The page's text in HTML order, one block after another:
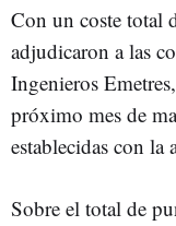
Con un coste total
adjudicaron a las
Ingenieros
próximo mes de
establecidas con la
Sobre el total de